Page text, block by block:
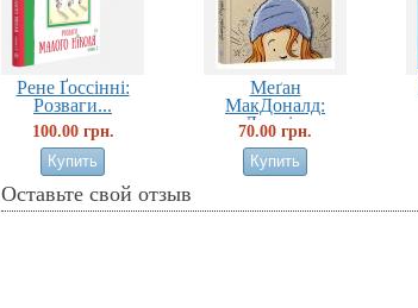
Рене Ґоссінні:
Розваги...
100.00 грн.
Меґан
МакДоналд:
Джуді...
70.00 грн.
Оставьте свой отзыв